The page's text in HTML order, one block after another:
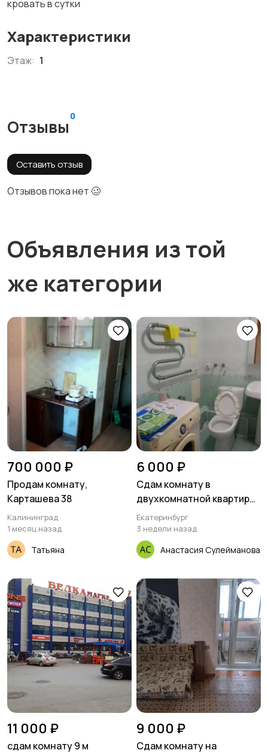
кровать в сутки
Характеристики
Этаж: 1
Отзывы
0
Оставить отзыв
Отзывов пока нет 🥴
Объявления из той
же категории
700 000 ₽
Продам комнату,
Карташева 38
Калининград
1 месяц назад
Татьяна
6 000 ₽
Сдам комнату в
двухкомнатной квартире
в центре города
Екатеринбург
3 недели назад
Анастасия Сулейманова
11 000 ₽
сдам комнату 9 м
9 000 ₽
Сдам комнату на